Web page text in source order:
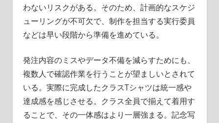
わないリスクがある。そのため、計画的なスケジ
ューリングが不可欠で、制作を担当する実行委員
などは早い段階から準備を進めている。
発注内容のミスやデータ不備を減らすためにも、
複数人で確認作業を行うことが望ましいとされて
いる。実際に完成したクラスTシャツは統一感や
達成感を感じさせる。クラス全員で揃えて着用す
ることで、その一体感はより一層強まる。記念写